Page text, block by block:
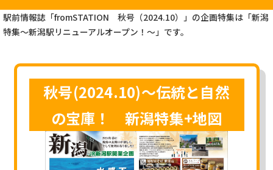
駅前情報誌「fromSTATION 秋号（2024.10）」の企画特集は「新潟
特集～新潟駅リニューアルオープン！～」です。
秋号(2024.10)～伝統と自然
の宝庫！ 新潟特集+地図